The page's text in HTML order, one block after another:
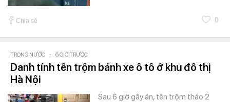
Chia sẻ 0
TRONG NƯỚC - 6 GIỜ TRƯỚC
Danh tính tên trộm bánh xe ô tô ở khu đô thị
Hà Nội
Sau 6 giờ gây án, tên trộm tháo 2